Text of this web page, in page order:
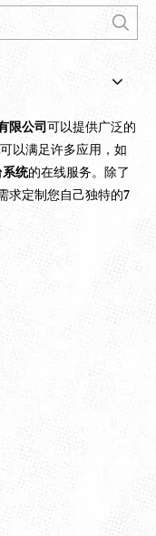
限公司 可以提供广泛的
可以满足许多应用，如
系统的在线服务。除了
求定制您自己独特的7